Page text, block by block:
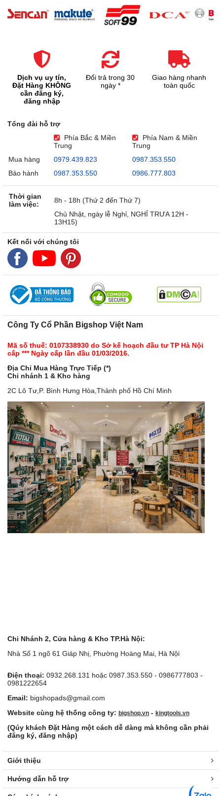
Dịch vụ uy tín,
Đặt Hàng KHÔNG
cần đăng ký,
đăng nhập
Đổi trả trong 30
ngày *
Giao hàng nhanh
toàn quốc
Tổng đài hỗ trợ
Phía Bắc & Miền
Trung
Phía Nam & Miền
Trung
Mua hàng
0979.439.823
0987.353.550
Bảo hành
0987.353.550 0986.777.803
Thời gian
làm việc:
8h - 18h (Thứ 2 đến Thứ 7)
Chủ Nhật, ngày lễ Nghỉ, NGHỈ TRƯA 12H -
13H15)
Kết nối với chúng tôi
Công Ty Cổ Phần Bigshop Việt Nam
Mã số thuế: 0107338930 do Sở kế hoạch đầu tư TP Hà Nội
cấp *** Ngày cấp lần đầu 01/03/2016.
Địa Chỉ Mua Hàng Trực Tiếp (*)
Chi nhánh 1 & Kho hàng
2C Lô Tư,P. Bình Hưng Hòa,Thành phố Hồ Chí Minh
Chi Nhánh 2, Cửa hàng & Kho TP.Hà Nội:
Nhà Số 1 ngõ 61 Giáp Nhị, Phường Hoàng Mai, Hà Nội
Điện thoại: 0932.268.131 hoặc 0987.353.550 - 0986777803 -
0981222654
Email: bigshopads@gmail.com
Website cùng hệ thống công ty: bigshop.vn - kingtools.vn
(Qúy khách Đặt Hàng một cách dễ dàng mà không cần phải
đăng ký, đăng nhập)
Giới thiệu
Hướng dẫn hỗ trợ